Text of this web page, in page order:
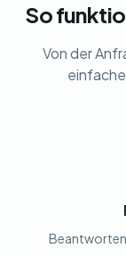
So
Von der
Beantworten